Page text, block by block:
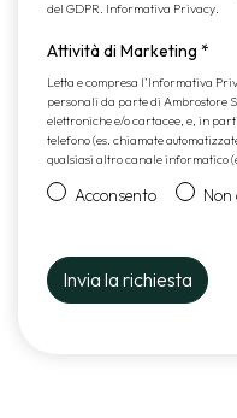
del GDPR. Informativa Privacy.
Attività di Marketing *
Letta e compresa l’Informativa
personali da parte di Ambrostore
elettroniche e/o cartacee, e, in
telefono (es. chiamate
qualsiasi altro canale informatico
Acconsento Non